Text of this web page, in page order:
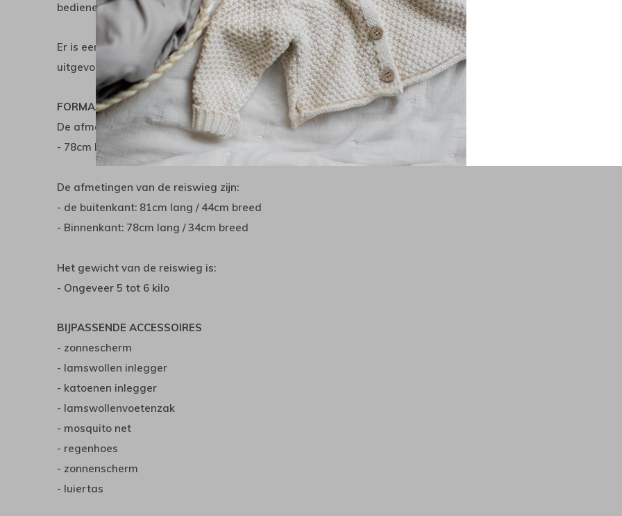
bedienen met de voet.
Er is een mogelijkheid om een vegan variant te bestellen. Per type wagen is er een kleur
uitgevoerd op een vegan manier.
FORMAAT EN GEWICHT:
De afmetingen van het onderstel zijn:
- 78cm lang / 64cm breed / 37cm hoog
De afmetingen van de reiswieg zijn:
- de buitenkant: 81cm lang / 44cm breed
- Binnenkant: 78cm lang / 34cm breed
Het gewicht van de reiswieg is:
- Ongeveer 5 tot 6 kilo
BIJPASSENDE ACCESSOIRES
- zonnescherm
- lamswollen inlegger
- katoenen inlegger
- lamswollenvoetenzak
- mosquito net
- regenhoes
- zonnenscherm
- luiertas